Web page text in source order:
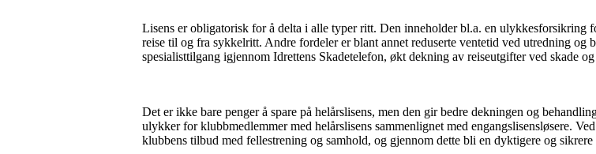
Lisens er obligatorisk for å delta i alle typer ritt. Den inneholder bl.a. en ulykkesforsikring
reise til og fra sykkelritt. Andre fordeler er blant annet reduserte ventetid ved utredning
spesialisttilgang igjennom Idrettens Skadetelefon, økt dekning av reiseutgifter ved skade
Det er ikke bare penger å spare på helårslisens, men den gir bedre dekningen og
ulykker for klubbmedlemmer med helårslisens sammenlignet med engangslisensløsere.
klubbens tilbud med fellestrening og samhold, og gjennom dette bli en dyktigere og sikrere